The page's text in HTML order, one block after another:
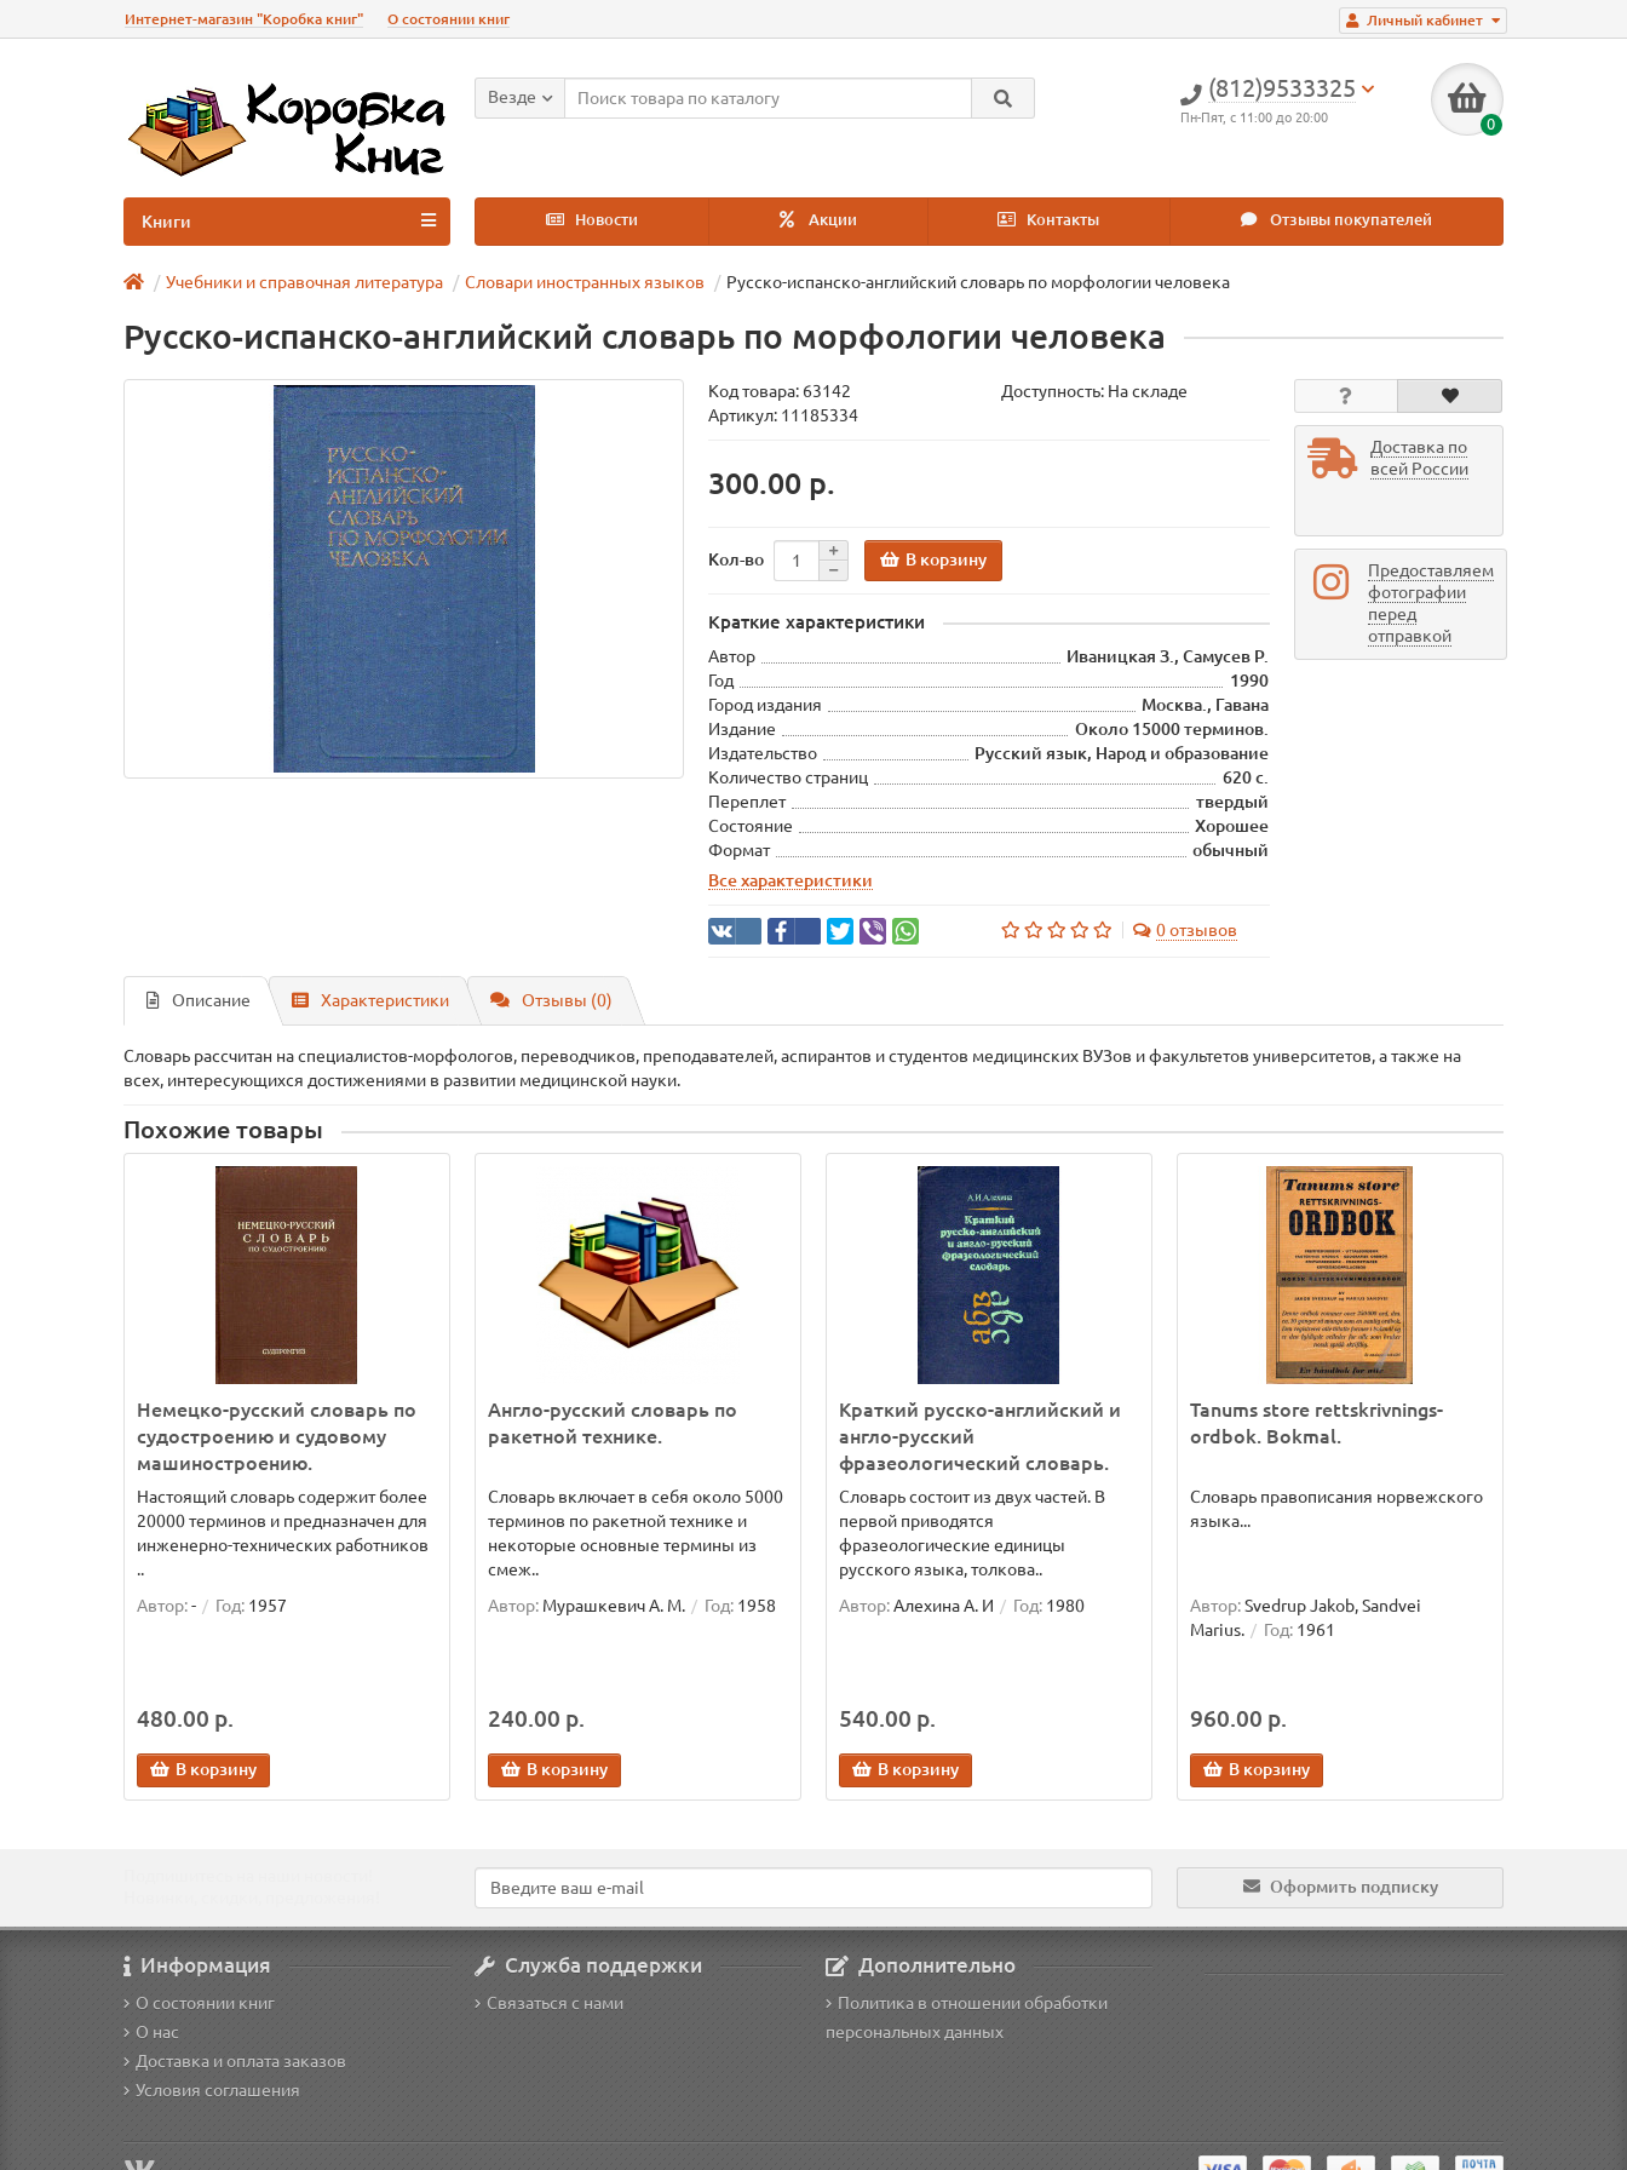
Личный кабинет
Интернет-магазин "Коробка книг" О состоянии книг
(812)9533325
Пн-Пят, с 11:00 до 20:00 0
Везде
Новости Акции Контакты Отзывы покупателей
Книги
Учебники и справочная литература Словари иностранных языков Русско-испанско-английский словарь по морфологии человека
Русско-испанско-английский словарь по морфологии человека
Код товара: 63142
Доступность: На складе
Артикул: 11185334
300.00 р.
Кол-во В корзину
Краткие характеристики
Автор
Иваницкая З., Самусев Р.
Год
1990
Город издания
Москва., Гавана
Издание
Около 15000 терминов.
Издательство
Русский язык, Народ и образование
Количество страниц
620 с.
Переплет
твердый
Состояние
Хорошее
Формат
обычный
Все характеристики
0 отзывов
Доставка по
всей России
Предоставляем
фотографии
перед
отправкой
Описание Характеристики Отзывы (0)
Словарь рассчитан на специалистов-морфологов, переводчиков, преподавателей, аспирантов и студентов медицинских ВУЗов и факультетов университетов, а также на
всех, интересующихся достижениями в развитии медицинской науки.
Похожие товары
Немецко-русский словарь по
судостроению и судовому
машиностроению.
Настоящий словарь содержит более
20000 терминов и предназначен для
инженерно-технических работников
..
Автор:- Год: 1957
480.00 р.
В корзину
Англо-русский словарь по
ракетной технике.
Словарь включает в себя около 5000
терминов по ракетной технике и
некоторые основные термины из
смеж..
Автор: Мурашкевич А. М. Год: 1958
240.00 р.
В корзину
Краткий русско-английский и
англо-русский
фразеологический словарь.
Словарь состоит из двух частей. В
первой приводятся
фразеологические единицы
русского языка, толкова..
Автор:Алехина А. И Год: 1980
540.00 р.
В корзину
Tanums store rettskrivnings-
ordbok. Bokmal.
Словарь правописания норвежского
языка...
Автор:Svedrup Jakob, Sandvei
Marius.
Год: 1961
960.00 р.
В корзину
Оформить подписку
Информация
О состоянии книг
О нас
Доставка и оплата заказов
Условия соглашения
Служба поддержки
Связаться с нами
Дополнительно
Политика в отношении обработки
персональных данных